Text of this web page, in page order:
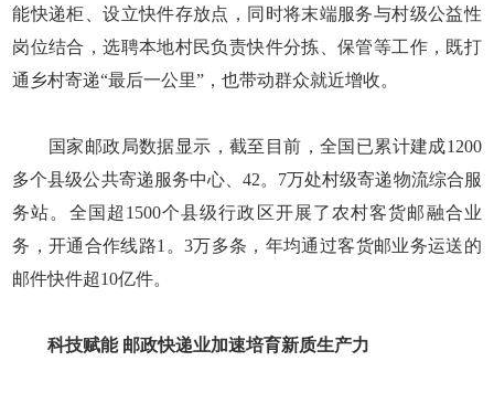
能快递柜、设立快件存放点，同时将末端服务与村级公益性
岗位结合，选聘本地村民负责快件分拣、保管等工作，既打
通乡村寄递“最后一公里”，也带动群众就近增收。
国家邮政局数据显示，截至目前，全国已累计建成1200
多个县级公共寄递服务中心、42。7万处村级寄递物流综合服
务站。全国超1500个县级行政区开展了农村客货邮融合业
务，开通合作线路1。3万多条，年均通过客货邮业务运送的
邮件快件超10亿件。
科技赋能 邮政快递业加速培育新质生产力